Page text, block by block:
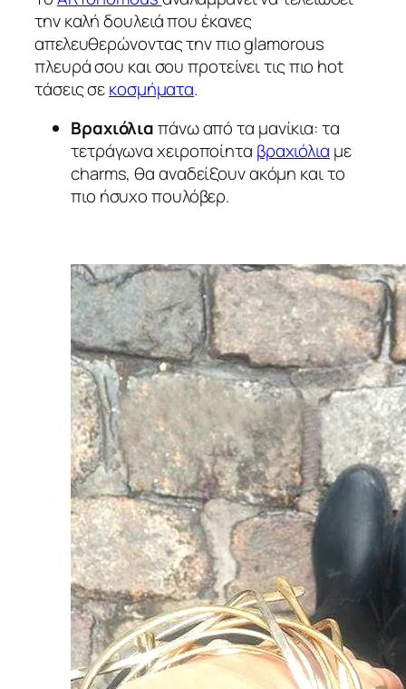
την καλή δουλειά που έκανες
απελευθερώνοντας την πιο glamorous
πλευρά σου και σου προτείνει τις πιο hot
τάσεις σεκοσμήματα.
Βραχιόλιαπάνω από τα μανίκια: τα
τετράγωνα χειροποίητα βραχιόλια με
charms, θα αναδείξουν ακόμη και το
πιο ήσυχο πουλόβερ.